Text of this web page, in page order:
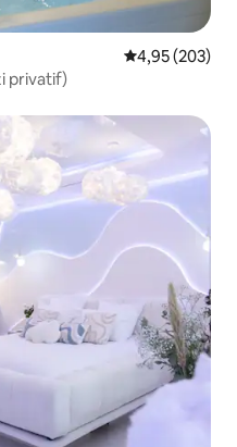
Évaluation
4,95 (203)
privatif)
appréciés